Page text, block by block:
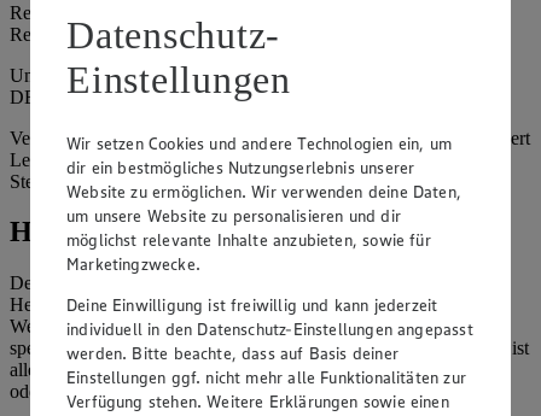
Registergericht: Amtsgericht Würzburg
Registernummer: HRA 6164
Umsatzsteuer-Identifikationsnummer gem. § 27a UStG:
DE261968694
Vertretungsberechtigte: Sebastian Kohrmann (Geschäftsführer), Gert
Lehmann (Geschäftsführer), Christian Remy (Geschäftsführer),
Stefan Legat (Vorstandsvorsitzender)
Hinweise
Der Inhalt dieser Website ist urheberrechtlich geschützt. Der
Herausgeber gewährt Ihnen jedoch das Recht, den auf dieser
Website bereitgestellten Text ganz oder ausschnittsweise zu
speichern und zu vervielfältigen. Aus Gründen des Urheberrechts ist
allerdings die Speicherung und Vervielfältigung von Bildmaterial
oder Grafiken aus dieser Website nicht gestattet.
Datenschutz-
Einstellungen
Wir setzen Cookies und andere Technologien ein, um
dir ein bestmögliches Nutzungserlebnis unserer
Website zu ermöglichen. Wir verwenden deine Daten,
um unsere Website zu personalisieren und dir
möglichst relevante Inhalte anzubieten, sowie für
Marketingzwecke.
Deine Einwilligung ist freiwillig und kann jederzeit
individuell in den Datenschutz-Einstellungen angepasst
werden. Bitte beachte, dass auf Basis deiner
Einstellungen ggf. nicht mehr alle Funktionalitäten zur
Verfügung stehen. Weitere Erklärungen sowie einen